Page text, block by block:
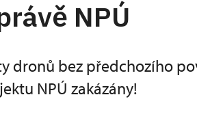
NPÚ
dronů bez předchozího
NPÚ zakázány!